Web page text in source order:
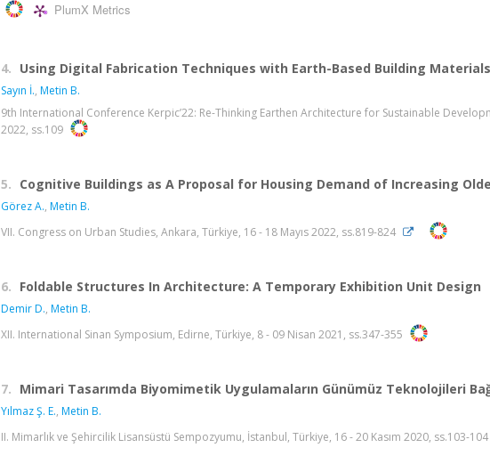
PlumX Metrics
4. Using Digital Fabrication Techniques with Earth-Based Building Materials
Sayın İ., Metin B.
9th International Conference Kerpic’22: Re-Thinking Earthen Architecture for Sustainable
2022, ss.109
5. Cognitive Buildings as A Proposal for Housing Demand of Increasing
Görez A., Metin B.
VII. Congress on Urban Studies, Ankara, Türkiye, 16 - 18 Mayıs 2022, ss.819-824
6. Foldable Structures In Architecture: A Temporary Exhibition Unit Design
Demir D., Metin B.
XII. International Sinan Symposium, Edirne, Türkiye, 8 - 09 Nisan 2021, ss.347-355
7. Mimari Tasarımda Biyomimetik Uygulamaların Günümüz Teknolojileri
Yılmaz Ş. E., Metin B.
II. Mimarlık ve Şehircilik Lisansüstü Sempozyumu, İstanbul, Türkiye, 16 - 20 Kasım 2020, ss.103-104